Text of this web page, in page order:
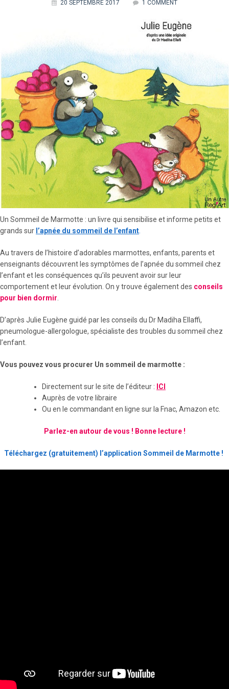
20 SEPTEMBRE 2017 1 COMMENT
Un Sommeil de Marmotte : un livre qui sensibilise et informe petits et
grands sur l’apnée du sommeil de l’enfant
Au travers de l’histoire d’adorables marmottes, enfants, parents et
enseignants découvrent les symptômes de l’apnée du sommeil chez
l’enfant et les conséquences qu’ils peuvent avoir sur leur
comportement et leur évolution. On y trouve également des conseils
pour bien dormir
D’après Julie Eugène guidé par les conseils du Dr Madiha Ellaffi,
pneumologue-allergologue, spécialiste des troubles du sommeil chez
l’enfant.
Vous pouvez vous procurer Un sommeil de marmotte :
Directement sur le site de l’éditeur : ICI
Auprès de votre libraire
Ou en le commandant en ligne sur la Fnac, Amazon etc.
Parlez-en autour de vous ! Bonne lecture !
Téléchargez (gratuitement) l’application Sommeil de Marmotte !